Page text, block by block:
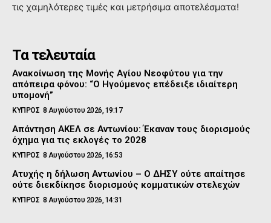
τις χαμηλότερες τιμές και μετρήσιμα αποτελέσματα!
Τα τελευταία
Ανακοίνωση της Μονής Αγίου Νεοφύτου για την
απόπειρα φόνου: “Ο Ηγούμενος επέδειξε ιδιαίτερη
υπομονή”
ΚΥΠΡΟΣ 8 Αυγούστου 2026, 19:17
Απάντηση ΑΚΕΛ σε Αντωνίου: Έκαναν τους διορισμούς
όχημα για τις εκλογές το 2028
ΚΥΠΡΟΣ 8 Αυγούστου 2026, 16:53
Ατυχής η δήλωση Αντωνίου – Ο ΔΗΣΥ ούτε απαίτησε
ούτε διεκδίκησε διορισμούς κομματικών στελεχών
ΚΥΠΡΟΣ 8 Αυγούστου 2026, 14:31